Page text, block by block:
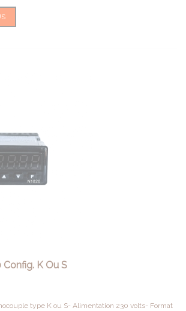
K Ou S
type K ou S- Alimentation 230 volts- Format